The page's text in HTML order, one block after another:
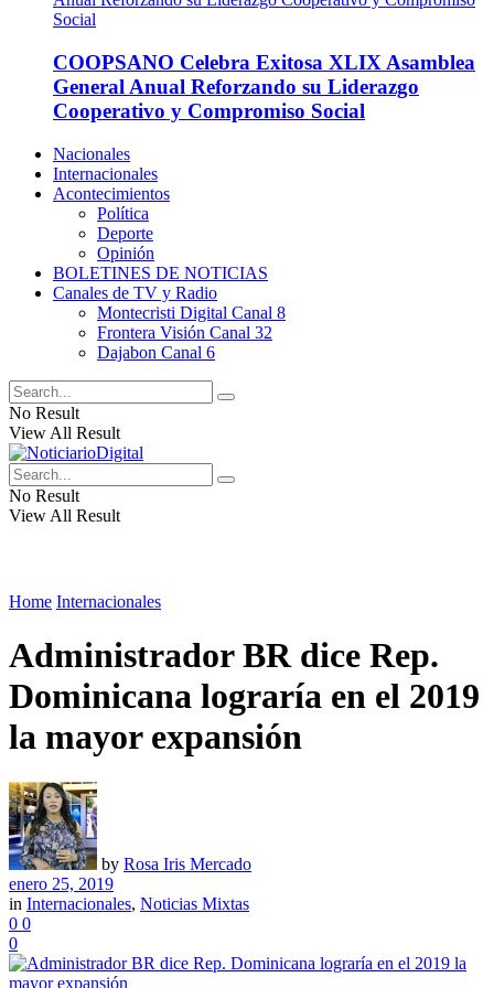
COOPSANO Celebra Exitosa XLIX Asamblea
General Anual Reforzando su Liderazgo
Cooperativo y Compromiso Social
Nacionales
Internacionales
Acontecimientos
Política
Deporte
Opinión
BOLETINES DE NOTICIAS
Canales de TV y Radio
Montecristi Digital Canal 8
Frontera Visión Canal 32
Dajabon Canal 6
No Result
View All Result
No Result
View All Result
Home Internacionales
Administrador BR dice Rep.
Dominicana lograría en el 2019
la mayor expansión
by Rosa Iris Mercado
enero 25, 2019
in Internacionales, Noticias Mixtas
0 0
0